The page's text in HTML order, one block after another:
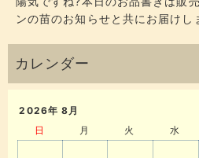
ンの苗のお知らせと共にお届けし
2026年 8月
日
月 火 水